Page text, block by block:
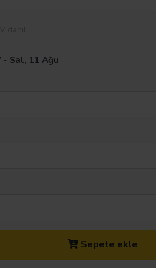
- Sal, 11 Ağu
Sepete ekle